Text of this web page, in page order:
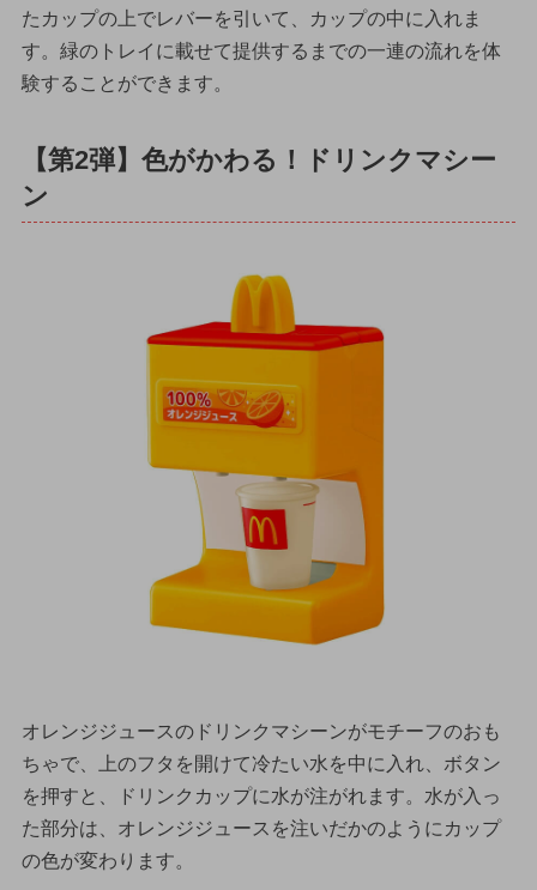
たカップの上でレバーを引いて、カップの中に入れま
す。緑のトレイに載せて提供するまでの一連の流れを体
験することができます。
【第2弾】色がかわる！ドリンクマシー
ン
オレンジジュースのドリンクマシーンがモチーフのおも
ちゃで、上のフタを開けて冷たい水を中に入れ、ボタン
を押すと、ドリンクカップに水が注がれます。水が入っ
た部分は、オレンジジュースを注いだかのようにカップ
の色が変わります。